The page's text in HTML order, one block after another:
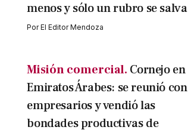
menos y sólo un rubro se salva
PorEl Editor Mendoza
Misión comercial. Cornejo en
Emiratos Árabes: se reunió con
empresarios y vendió las
bondades productivas de